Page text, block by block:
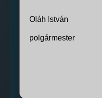
Oláh István
polgármester